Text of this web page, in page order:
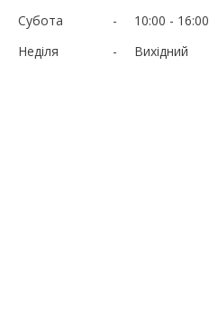
Субота
10:00
16:00
Неділя
Вихідний